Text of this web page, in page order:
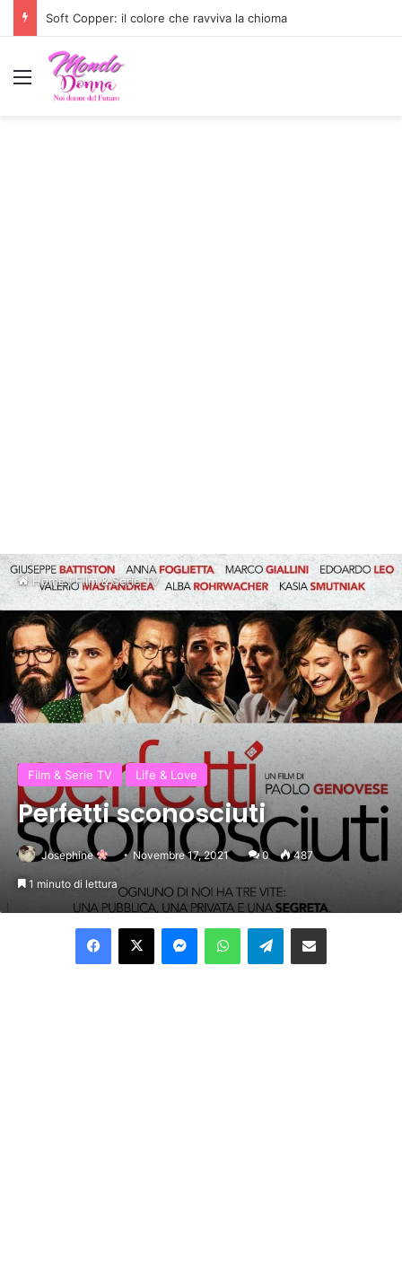
Soft Copper: il colore che ravviva la chioma
Menu
Home/Film & Serie TV
Film & Serie TV Life & Love
Perfetti sconosciuti
Josephine Novembre 17, 2021 0 487
1 minuto di lettura
Facebook
X MessengerWhatsAppTelegramCondividi per email